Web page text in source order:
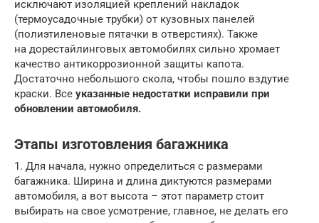
исключают изоляцией креплений накладок
(термоусадочные трубки) от кузовных панелей
(полиэтиленовые пятачки в отверстиях). Также
на дорестайлинговых автомобилях сильно хромает
качество антикоррозионной защиты капота.
Достаточно небольшого скола, чтобы пошло вздутие
краски. Все указанные недостатки исправили при
обновлении автомобиля.
Этапы изготовления багажника
1. Для начала, нужно определиться с размерами
багажника. Ширина и длина диктуются размерами
автомобиля, а вот высота – этот параметр стоит
выбирать на свое усмотрение, главное, не делать его